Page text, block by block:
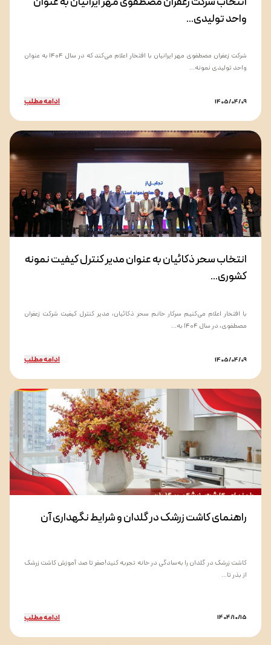
واحد تولیدی...
شرکت زعفران مصطفوی مهر ایرانیان با افتخار اعلام می‌کند که در سال ۱۴۰۴ به عنوان
واحد تولیدی نمونه...
1405/04/09 ادامه مطلب
انتخاب سحر ذکائیان به عنوان مدیر کنترل کیفیت نمونه
کشوری...
با افتخار اعلام می‌کنیم سرکار خانم سحر ذکائیان، مدیر کنترل کیفیت شرکت زعفران
مصطفوی، در سال ۱۴۰۴ به...
1405/04/09 ادامه مطلب
راهنمای کاشت زرشک در گلدان و شرایط نگهداری آن
کاشت زرشک در گلدان را به‌سادگی در خانه تجربه کنید!صفر تا صد آموزش کاشت زرشک
از بذر تا...
1404/10/15 ادامه مطلب